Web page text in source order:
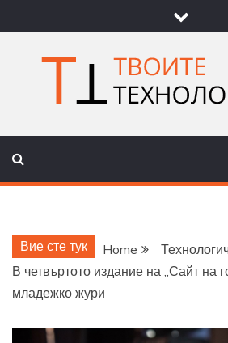
to
content
Вие сте тук Home
В четвъртото издание на „Сайт на
младежко жури